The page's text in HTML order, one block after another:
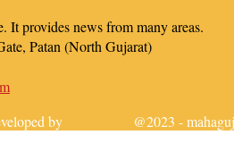
It provides news from many areas.
Patan (North Gujarat)
by
@2023 -